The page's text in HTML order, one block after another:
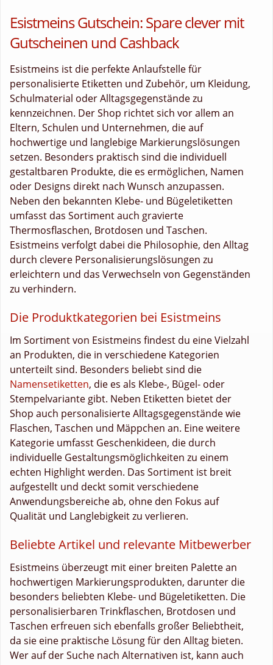
Esistmeins Gutschein: Spare clever mit
Gutscheinen und Cashback
Esistmeins ist die perfekte Anlaufstelle für
personalisierte Etiketten und Zubehör, um Kleidung,
Schulmaterial oder Alltagsgegenstände zu
kennzeichnen. Der Shop richtet sich vor allem an
Eltern, Schulen und Unternehmen, die auf
hochwertige und langlebige Markierungslösungen
setzen. Besonders praktisch sind die individuell
gestaltbaren Produkte, die es ermöglichen, Namen
oder Designs direkt nach Wunsch anzupassen.
Neben den bekannten Klebe- und Bügeletiketten
umfasst das Sortiment auch gravierte
Thermosflaschen, Brotdosen und Taschen.
Esistmeins verfolgt dabei die Philosophie, den Alltag
durch clevere Personalisierungslösungen zu
erleichtern und das Verwechseln von Gegenständen
zu verhindern.
Die Produktkategorien bei Esistmeins
Im Sortiment von Esistmeins findest du eine Vielzahl
an Produkten, die in verschiedene Kategorien
unterteilt sind. Besonders beliebt sind die
Namensetiketten, die es als Klebe-, Bügel- oder
Stempelvariante gibt. Neben Etiketten bietet der
Shop auch personalisierte Alltagsgegenstände wie
Flaschen, Taschen und Mäppchen an. Eine weitere
Kategorie umfasst Geschenkideen, die durch
individuelle Gestaltungsmöglichkeiten zu einem
echten Highlight werden. Das Sortiment ist breit
aufgestellt und deckt somit verschiedene
Anwendungsbereiche ab, ohne den Fokus auf
Qualität und Langlebigkeit zu verlieren.
Beliebte Artikel und relevante Mitbewerber
Esistmeins überzeugt mit einer breiten Palette an
hochwertigen Markierungsprodukten, darunter die
besonders beliebten Klebe- und Bügeletiketten. Die
personalisierbaren Trinkflaschen, Brotdosen und
Taschen erfreuen sich ebenfalls großer Beliebtheit,
da sie eine praktische Lösung für den Alltag bieten.
Wer auf der Suche nach Alternativen ist, kann auch